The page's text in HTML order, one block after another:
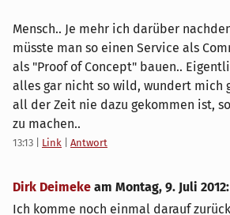
Mensch.. Je mehr ich darüber
müsste man so einen Service als
als "Proof of Concept" bauen..
alles gar nicht so wild, wundert mich
all der Zeit nie dazu gekommen ist,
zu machen..
13:13 Link Antwort
Dirk Deimeke am Montag, 9. Juli 2012:
Ich komme noch einmal darauf